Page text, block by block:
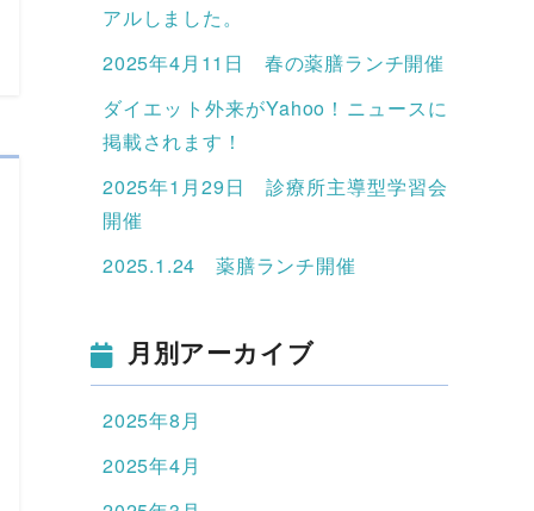
アルしました。
2025年4月11日 春の薬膳ランチ開催
ダイエット外来がYahoo！ニュースに
掲載されます！
2025年1月29日 診療所主導型学習会
開催
2025.1.24 薬膳ランチ開催
月別アーカイブ
2025年8月
2025年4月